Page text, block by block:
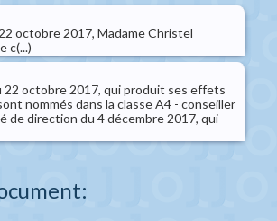
octobre 2017, Madame Christel
c(...)
22 octobre 2017, qui produit ses effets
nommés dans la classe A4 - conseiller
de direction du 4 décembre 2017, qui